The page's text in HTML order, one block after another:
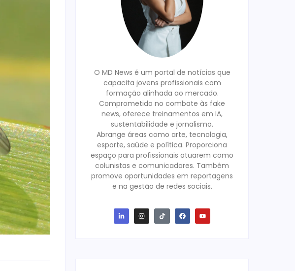
O MD News é um portal de notícias que
capacita jovens profissionais com
formação alinhada ao mercado.
Comprometido no combate às fake
news, oferece treinamentos em IA,
sustentabilidade e jornalismo.
Abrange áreas como arte, tecnologia,
esporte, saúde e política. Proporciona
espaço para profissionais atuarem como
colunistas e comunicadores. Também
promove oportunidades em reportagens
e na gestão de redes sociais.